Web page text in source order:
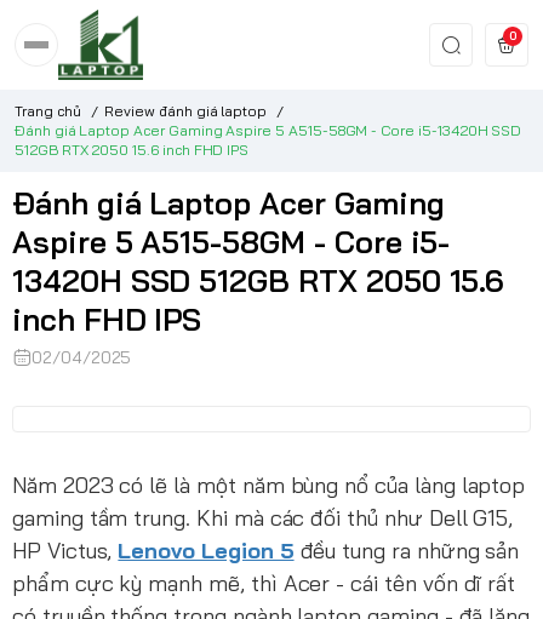
0
Trang chủ / Review đánh giá laptop
/
Đánh giá Laptop Acer Gaming Aspire 5 A515-58GM - Core i5-13420H SSD
512GB RTX 2050 15.6 inch FHD IPS
Đánh giá Laptop Acer Gaming
Aspire 5 A515-58GM - Core i5-
13420H SSD 512GB RTX 2050 15.6
inch FHD IPS
02/04/2025
Năm 2023 có lẽ là một năm bùng nổ của làng laptop
gaming tầm trung. Khi mà các đối thủ như Dell G15,
HP Victus, Lenovo Legion 5 đều tung ra những sản
phẩm cực kỳ mạnh mẽ, thì Acer - cái tên vốn dĩ rất